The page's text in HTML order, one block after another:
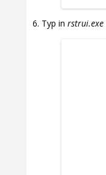
Typ in rstrui.exe